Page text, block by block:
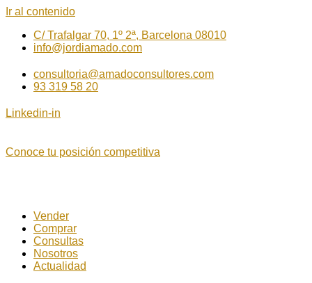
Ir al contenido
C/ Trafalgar 70, 1º 2ª, Barcelona 08010
info@jordiamado.com
consultoria@amadoconsultores.com
93 319 58 20
Linkedin-in
Conoce tu posición competitiva
Vender
Comprar
Consultas
Nosotros
Actualidad